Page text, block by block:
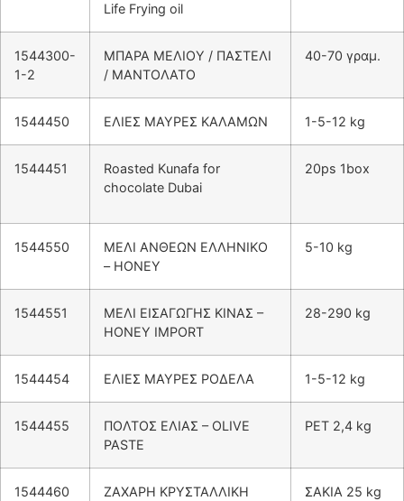
Life Frying oil
1544300-
1-2
ΜΠΑΡΑ ΜΕΛΙΟΥ / ΠΑΣΤΕΛΙ
/ ΜΑΝΤΟΛΑΤΟ
40-70 γραμ.
1544450 ΕΛΙΕΣ ΜΑΥΡΕΣ ΚΑΛΑΜΩΝ 1-5-12 kg
1544451
Roasted Kunafa for
chocolate Dubai
20ps 1box
1544550
ΜΕΛΙ ΑΝΘΕΩΝ ΕΛΛΗΝΙΚΟ
– HONEY
5-10 kg
1544551
ΜΕΛΙ ΕΙΣΑΓΩΓΗΣ ΚΙΝΑΣ –
HONEY IMPORT
28-290 kg
1544454 ΕΛΙΕΣ ΜΑΥΡΕΣ ΡΟΔΕΛΑ 1-5-12 kg
1544455
ΠΟΛΤΟΣ ΕΛΙΑΣ – OLIVE
PASTE
PET 2,4 kg
1544460
ΖΑΧΑΡΗ ΚΡΥΣΤΑΛΛΙΚΗ
ΣΑΚΙΑ 25 kg